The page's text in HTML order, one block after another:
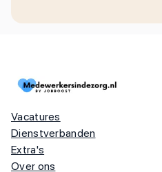
Vacatures
Dienstverbanden
Extra's
Over ons